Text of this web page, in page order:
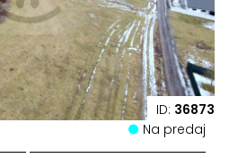
ID: 36873
Na predaj